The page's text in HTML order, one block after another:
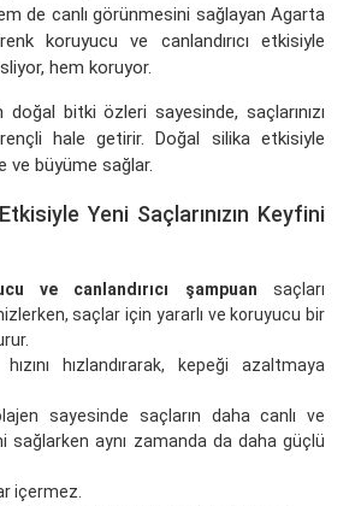
de canlı görünmesini sağlayan Agarta
koruyucu ve canlandırıcı etkisiyle
hem koruyor.
doğal bitki özleri sayesinde, saçlarınızı
hale getirir. Doğal silika etkisiyle
ve büyüme sağlar.
Yeni Saçlarınızın Keyfini
ve canlandırıcı şampuan saçları
saçlar için yararlı ve koruyucu bir
hızlandırarak, kepeği azaltmaya
sayesinde saçların daha canlı ve
sağlarken aynı zamanda da daha güçlü
içermez.